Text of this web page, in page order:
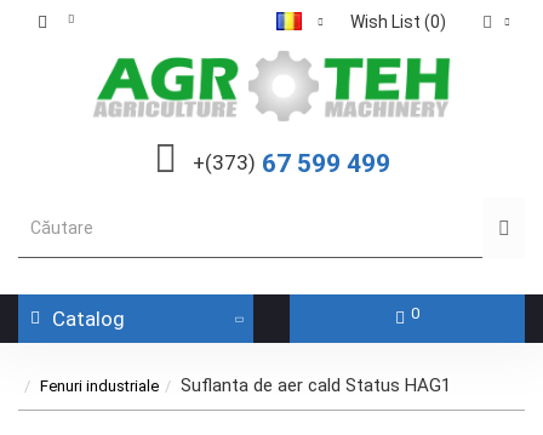
Wish List (0)
+(373) 67 599 499
Catalog 0
Fenuri industriale Suflanta de aer cald Status HAG1